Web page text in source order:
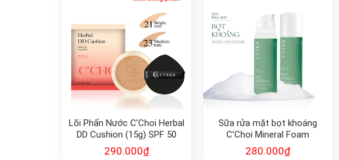
Lõi Phấn Nước C’Choi Herbal
DD Cushion (15g) SPF 50
290.000₫
Sữa rửa mặt bọt khoáng
C’Choi Mineral Foam
Cleanser
280.000₫